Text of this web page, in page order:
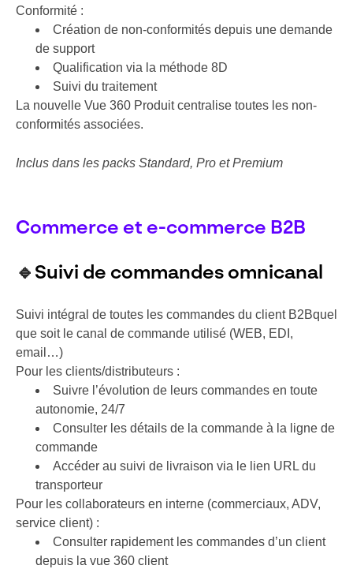
Conformité :
Création de non-conformités depuis une demande
de support
Qualification via la méthode 8D
Suivi du traitement
La nouvelle Vue 360 Produit centralise toutes les non-
conformités associées.
Inclus dans les packs Standard, Pro et Premium
Commerce et e-commerce B2B
🔹 Suivi de commandes omnicanal
Suivi intégral de toutes les commandes du client B2Bquel
que soit le canal de commande utilisé (WEB, EDI,
email…)
Pour les clients/distributeurs :
Suivre l’évolution de leurs commandes en toute
autonomie, 24/7
Consulter les détails de la commande à la ligne de
commande
Accéder au suivi de livraison via le lien URL du
transporteur
Pour les collaborateurs en interne (commerciaux, ADV,
service client) :
Consulter rapidement les commandes d’un client
depuis la vue 360 client